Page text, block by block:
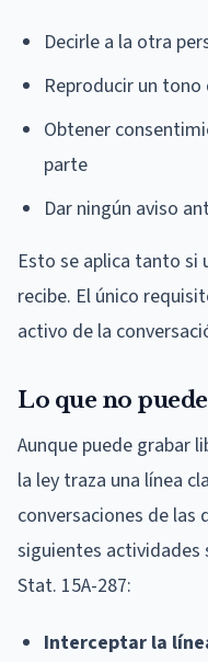
Decirle a la otra
Reproducir un
Obtener
parte
Dar ningún aviso
Esto se aplica tanto si
recibe. El único
activo de la
Lo que no
Aunque puede grabar
la ley traza una línea
conversaciones de las
siguientes actividades
Stat. 15A-287:
Interceptar la